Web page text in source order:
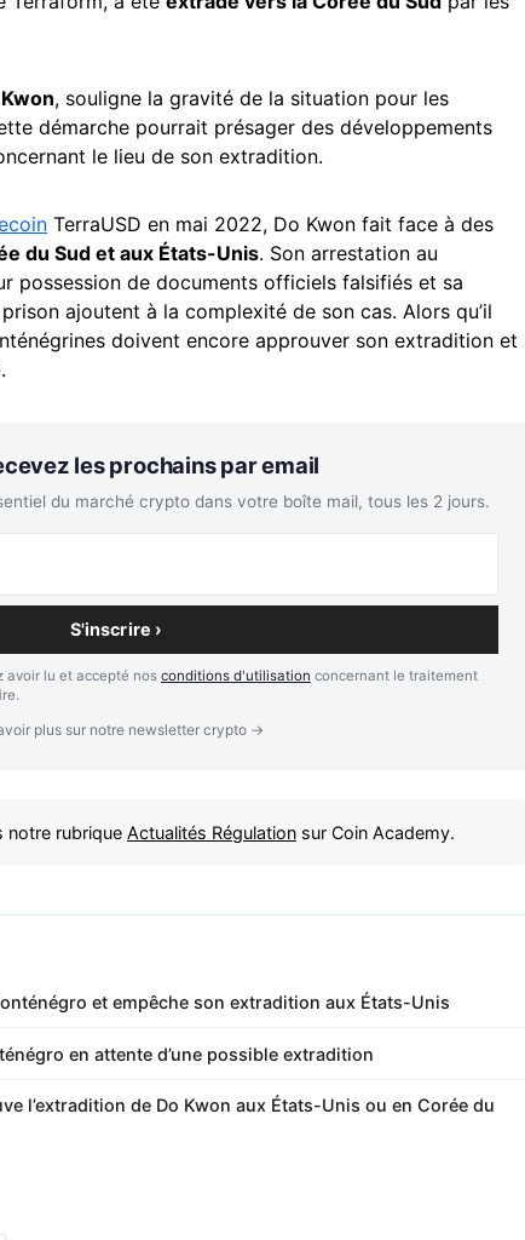
, souligne la gravité de la situation pour les
démarche pourrait présager des développements
le lieu de son extradition.
TerraUSD en mai 2022, Do Kwon fait face à des
du Sud et aux États-Unis. Son arrestation au
possession de documents officiels falsifiés et sa
ajoutent à la complexité de son cas. Alors qu’il
doivent encore approuver son extradition et
.
les prochains par email
du marché crypto dans votre boîte mail, tous les 2 jours.
S'inscrire ›
avoir lu et accepté nos conditions d'utilisation concernant le traitement
plus sur notre newsletter crypto →
notre rubrique Actualités Régulation sur Coin Academy.
et empêche son extradition aux États-Unis
en attente d’une possible extradition
l’extradition de Do Kwon aux États-Unis ou en Corée du